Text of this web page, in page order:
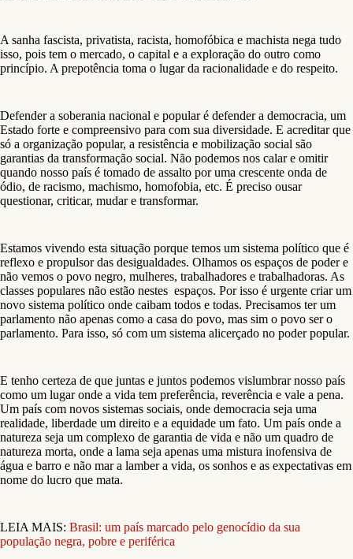
A sanha fascista, privatista, racista, homofóbica e machista nega tudo
isso, pois tem o mercado, o capital e a exploração do outro como
princípio. A prepotência toma o lugar da racionalidade e do respeito.
Defender a soberania nacional e popular é defender a democracia, um
Estado forte e compreensivo para com sua diversidade. E acreditar que
só a organização popular, a resistência e mobilização social são
garantias da transformação social. Não podemos nos calar e omitir
quando nosso país é tomado de assalto por uma crescente onda de
ódio, de racismo, machismo, homofobia, etc. É preciso ousar
questionar, criticar, mudar e transformar.
Estamos vivendo esta situação porque temos um sistema político que é
reflexo e propulsor das desigualdades. Olhamos os espaços de poder e
não vemos o povo negro, mulheres, trabalhadores e trabalhadoras. As
classes populares não estão nestes espaços. Por isso é urgente criar um
novo sistema político onde caibam todos e todas. Precisamos ter um
parlamento não apenas como a casa do povo, mas sim o povo ser o
parlamento. Para isso, só com um sistema alicerçado no poder popular.
E tenho certeza de que juntas e juntos podemos vislumbrar nosso país
como um lugar onde a vida tem preferência, reverência e vale a pena.
Um país com novos sistemas sociais, onde democracia seja uma
realidade, liberdade um direito e a equidade um fato. Um país onde a
natureza seja um complexo de garantia de vida e não um quadro de
natureza morta, onde a lama seja apenas uma mistura inofensiva de
água e barro e não mar a lamber a vida, os sonhos e as expectativas em
nome do lucro que mata.
LEIA MAIS: Brasil: um país marcado pelo genocídio da sua
população negra, pobre e periférica